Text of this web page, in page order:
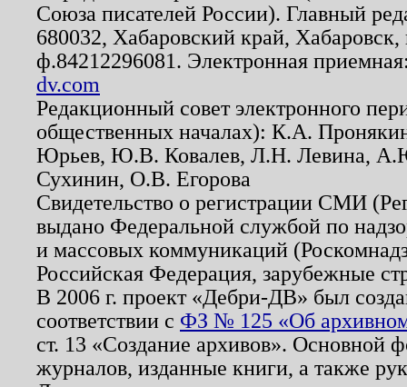
Союза писателей России). Главный
680032, Хабаровский край,
ф.84212296081. Электронная
dv.com
Редакционный совет электронного
общественных началах): К.А.
Юрьев, Ю.В. Ковалев, Л.Н. Левина,
Сухинин, О.В. Егорова
Свидетельство о регистрации СМИ
выдано Федеральной службой по
и массовых коммуникаций
Российская Федерация, зарубежные
В 2006 г. проект «Дебри-ДВ» был
соответствии с ФЗ № 125 «Об
ст. 13 «Создание архивов». Основной
журналов, изданные книги, а также